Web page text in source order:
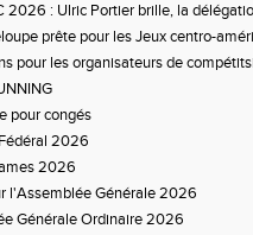
2026 : Ulric Portier brille, la
prête pour les Jeux centro-
pour les organisateurs de
pour congés
2026
2026
l'Assemblée Générale 2026
Générale Ordinaire 2026